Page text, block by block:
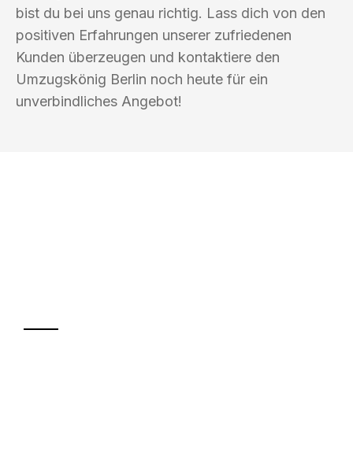
bist du bei uns genau richtig. Lass dich von den
positiven Erfahrungen unserer zufriedenen
Kunden überzeugen und kontaktiere den
Umzugskönig Berlin noch heute für ein
unverbindliches Angebot!